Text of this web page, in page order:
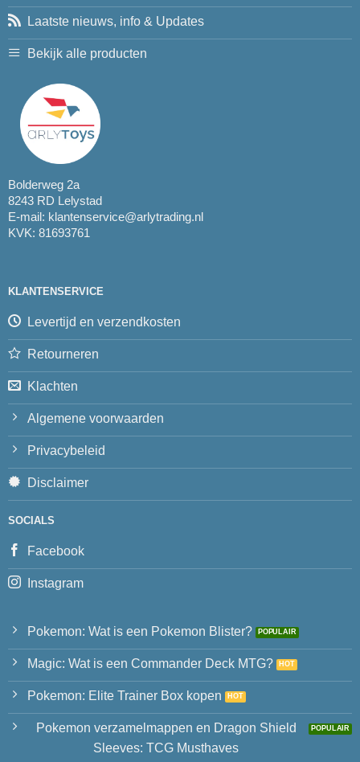
Laatste nieuws, info & Updates
Bekijk alle producten
Bolderweg 2a
8243 RD Lelystad
E-mail: klantenservice@arlytrading.nl
KVK: 81693761
KLANTENSERVICE
Levertijd en verzendkosten
Retourneren
Klachten
Algemene voorwaarden
Privacybeleid
Disclaimer
SOCIALS
Facebook
Instagram
Pokemon: Wat is een Pokemon Blister?
Magic: Wat is een Commander Deck MTG?
Pokemon: Elite Trainer Box kopen
Pokemon verzamelmappen en Dragon Shield
Sleeves: TCG Musthaves